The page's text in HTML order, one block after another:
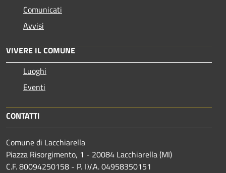
Comunicati
Avvisi
VIVERE IL COMUNE
Luoghi
Eventi
CONTATTI
Comune di Lacchiarella
Piazza Risorgimento, 1 - 20084 Lacchiarella (MI)
C.F. 80094250158 - P. I.V.A. 04958350151